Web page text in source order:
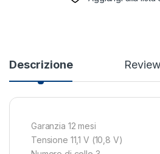
Descrizione
Garanzia 12 mesi
Tensione 11,1 V (10,8 V)